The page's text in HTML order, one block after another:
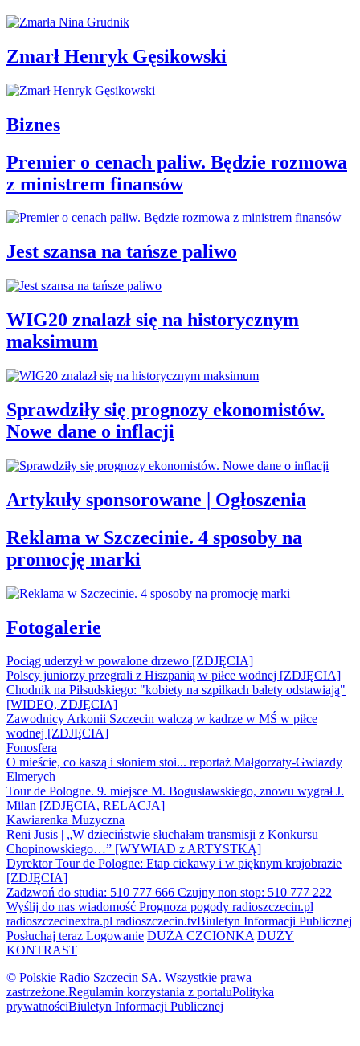
Zmarł Henryk Gęsikowski
Biznes
Premier o cenach paliw. Będzie rozmowa
z ministrem finansów
Jest szansa na tańsze paliwo
WIG20 znalazł się na historycznym
maksimum
Sprawdziły się prognozy ekonomistów.
Nowe dane o inflacji
Artykuły sponsorowane | Ogłoszenia
Reklama w Szczecinie. 4 sposoby na
promocję marki
Fotogalerie
Pociąg uderzył w powalone drzewo [ZDJĘCIA]
Polscy juniorzy przegrali z Hiszpanią w piłce wodnej [ZDJĘCIA]
Chodnik na Piłsudskiego: "kobiety na szpilkach balety odstawiają"
[WIDEO, ZDJĘCIA]
Zawodnicy Arkonii Szczecin walczą w kadrze w MŚ w piłce
wodnej [ZDJĘCIA]
Fonosfera
O mieście, co kaszą i słoniem stoi... reportaż Małgorzaty-Gwiazdy
Elmerych
Tour de Pologne. 9. miejsce M. Bogusławskiego, znowu wygrał J.
Milan [ZDJĘCIA, RELACJA]
Kawiarenka Muzyczna
Reni Jusis | „W dzieciństwie słuchałam transmisji z Konkursu
Chopinowskiego…” [WYWIAD z ARTYSTKĄ]
Dyrektor Tour de Pologne: Etap ciekawy i w pięknym krajobrazie
[ZDJĘCIA]
Zadzwoń do studia: 510 777 666 Czujny non stop: 510 777 222
Wyślij do nas wiadomość Prognoza pogody radioszczecin.pl
radioszczecinextra.pl radioszczecin.tvBiuletyn Informacji Publicznej
Posłuchaj teraz Logowanie DUŻA CZCIONKA DUŻY
KONTRAST
© Polskie Radio Szczecin SA. Wszystkie prawa
zastrzeżone.Regulamin korzystania z portaluPolityka
prywatnościBiuletyn Informacji Publicznej